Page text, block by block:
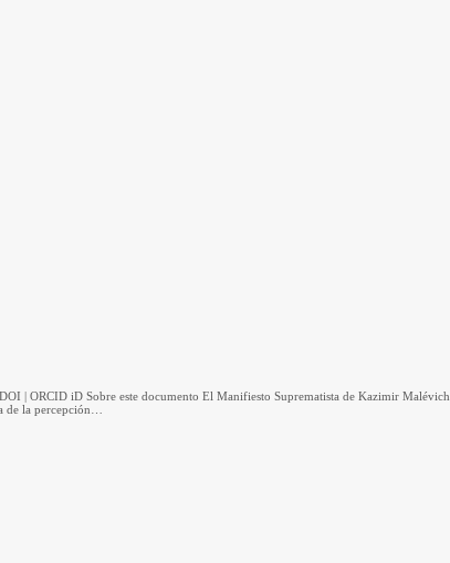
| ORCID iD Sobre este documento El Manifiesto Suprematista de Kazimir Malévich
de la percepción…